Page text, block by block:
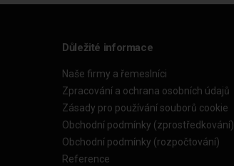
Důležité informace
Naše firmy a řemeslníci
Zpracování a ochrana osobních údajů
Zásady pro používání souborů cookie
Obchodní podmínky (zprostředkování)
Obchodní podmínky (rozpočtování)
Reference